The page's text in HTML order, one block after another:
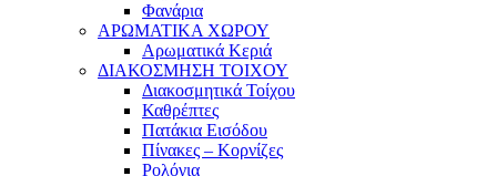
Φανάρια
ΑΡΩΜΑΤΙΚΑ ΧΩΡΟΥ
Αρωματικά Κεριά
ΔΙΑΚΟΣΜΗΣΗ ΤΟΙΧΟΥ
Διακοσμητικά Τοίχου
Καθρέπτες
Πατάκια Εισόδου
Πίνακες – Κορνίζες
Ρολόγια